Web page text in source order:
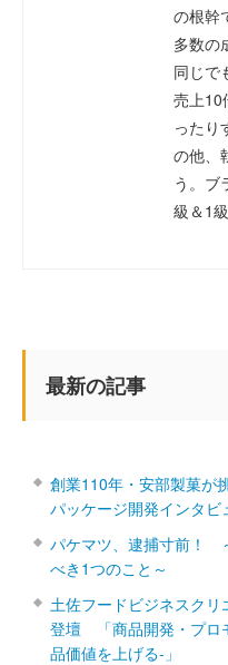
の根幹
多数の
同じで
売上10
ったり
の他、
う。ブ
級＆1
最新の記事
創業110年・安部製菓が
パッケージ開発インタビ
パケマツ、逮捕寸前！
べき1つのこと～
土佐フードビジネスク
登壇 「商品開発・プロ
品価値を上げる‐」